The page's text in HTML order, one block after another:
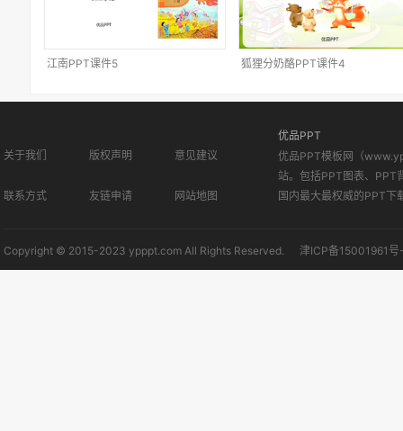
江南PPT课件5 狐狸分奶酪PPT课件4
关于我们 版权声明 意见建议
联系方式 友链申请 网站地图
优品PPT
优品PPT模板网（
站。包括PPT图表、PPT
国内最大最权威的PPT下
Copyright © 2015-2023 ypppt.com All Rights Reserved. 津ICP备15001961号